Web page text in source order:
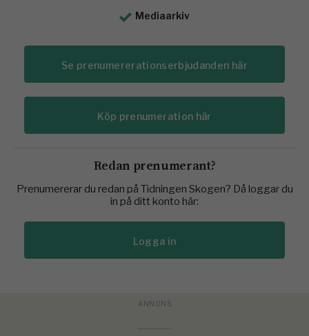
Mediaarkiv
Se prenumererationserbjudanden här
Köp prenumeration här
Redan prenumerant?
Prenumererar du redan på Tidningen Skogen? Då loggar du
in på ditt konto här:
Logga in